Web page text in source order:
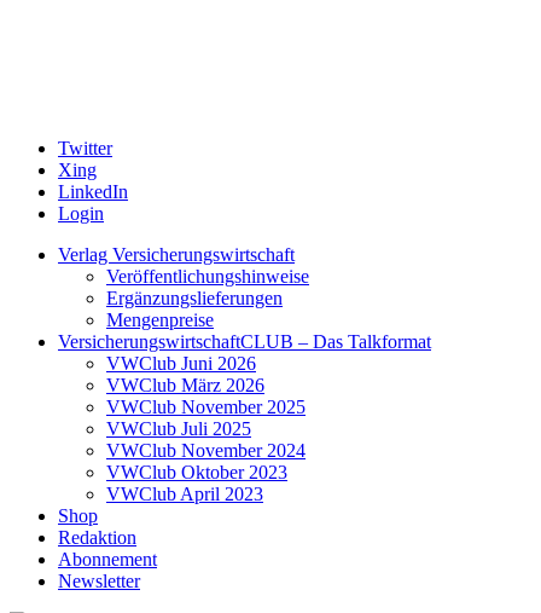
Twitter
Xing
LinkedIn
Login
Verlag Versicherungswirtschaft
Veröffentlichungshinweise
Ergänzungslieferungen
Mengenpreise
VersicherungswirtschaftCLUB – Das Talkformat
VWClub Juni 2026
VWClub März 2026
VWClub November 2025
VWClub Juli 2025
VWClub November 2024
VWClub Oktober 2023
VWClub April 2023
Shop
Redaktion
Abonnement
Newsletter